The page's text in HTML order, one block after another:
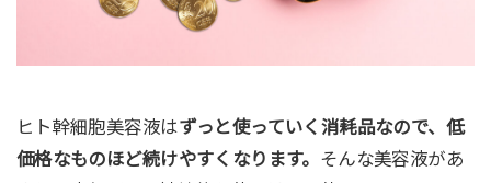
ヒト幹細胞美容液はずっと使っていく消耗品なので、低
価格なものほど続けやすくなります。 そんな美容液があ